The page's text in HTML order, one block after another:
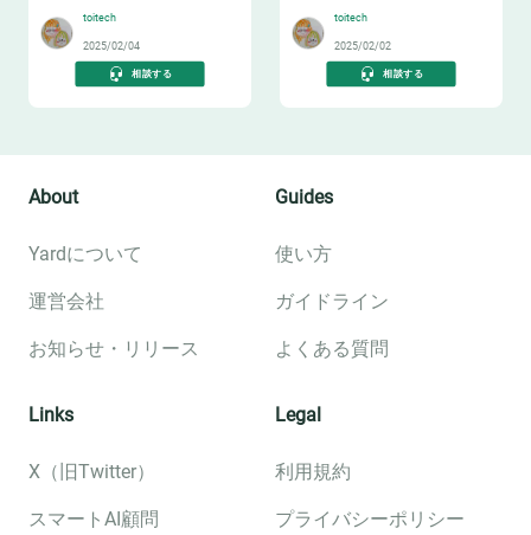
toitech
2025/02/04
相談する
toitech
2025/02/02
相談する
About
Yardについて
運営会社
お知らせ・リリース
Guides
使い方
ガイドライン
よくある質問
Links
X（旧Twitter）
スマートAI顧問
Legal
利用規約
プライバシーポリシー